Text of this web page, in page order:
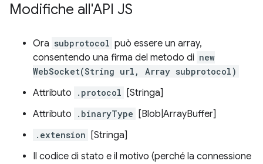
Modifiche all'API JS
Ora subprotocol può essere un array,
consentendo una firma del metodo di new
WebSocket(String url, Array subprotocol)
Attributo .protocol
[Stringa]
Attributo
.binaryType [Blob|ArrayBuffer]
.extension
[Stringa]
Il codice di stato e il motivo (perché la connessione